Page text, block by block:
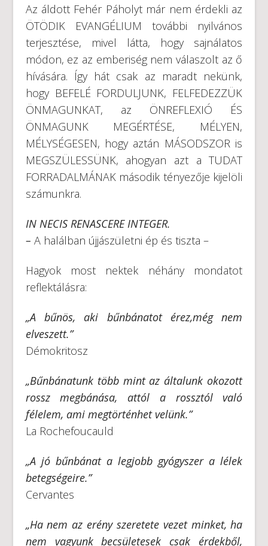
Az áldott Fehér Páholyt már nem érdekli az
ÖTÖDIK EVANGÉLIUM további nyilvános
terjesztése, mivel látta, hogy sajnálatos
módon, ez az emberiség nem válaszolt az ő
hívására. Így hát csak az maradt nekünk,
hogy BEFELÉ FORDULJUNK, FELFEDEZZÜK
ÖNMAGUNKAT, az ÖNREFLEXIÓ ÉS
ÖNMAGUNK MEGÉRTÉSE, MÉLYEN,
MÉLYSÉGESEN, hogy aztán MÁSODSZOR is
MEGSZÜLESSÜNK, ahogyan azt a TUDAT
FORRADALMÁNAK második tényezője kijelöli
számunkra.
IN NECIS RENASCERE INTEGER.
– A halálban újjászületni ép és tiszta –
Hagyok most nektek néhány mondatot
reflektálásra:
„A bűnös, aki bűnbánatot érez,még nem
elveszett.”
Démokritosz
„Bűnbánatunk több mint az általunk okozott
rossz megbánása, attól a rossztól való
félelem, ami megtörténhet velünk.”
La Rochefoucauld
„A jó bűnbánat a legjobb gyógyszer a lélek
betegségeire.”
Cervantes
„Ha nem az erény szeretete vezet minket, ha
nem vagyunk becsületesek csak érdekből,